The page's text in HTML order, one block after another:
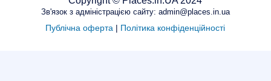
Зв'язок з адміністрацією сайту: admin@places.in.ua
Публічна оферта | Політика конфіденційності